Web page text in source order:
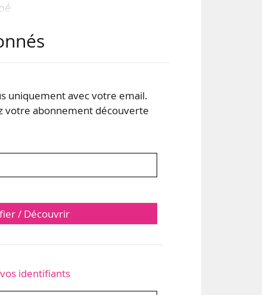
uniquement avec votre email.
votre abonnement découverte
/ Découvrir
identifiants